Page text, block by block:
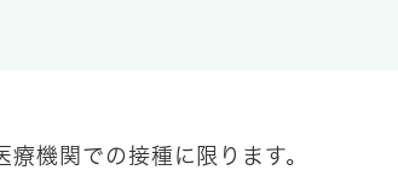
機関での接種に限ります。